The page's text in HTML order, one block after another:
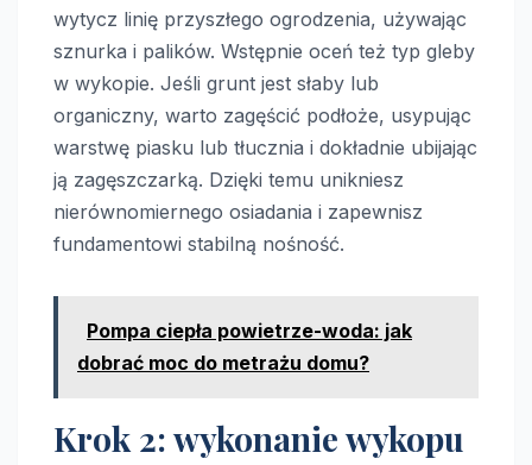
wytycz linię przyszłego ogrodzenia, używając
sznurka i palików. Wstępnie oceń też typ gleby
w wykopie. Jeśli grunt jest słaby lub
organiczny, warto zagęścić podłoże, usypując
warstwę piasku lub tłucznia i dokładnie ubijając
ją zagęszczarką. Dzięki temu unikniesz
nierównomiernego osiadania i zapewnisz
fundamentowi stabilną nośność.
Pompa ciepła powietrze-woda: jak
dobrać moc do metrażu domu?
Krok 2: wykonanie wykopu